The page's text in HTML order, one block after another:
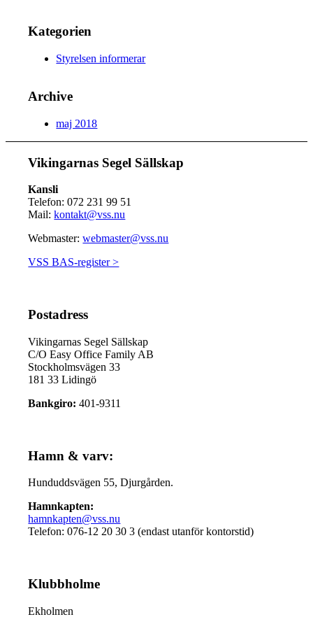
Kategorien
Styrelsen informerar
Archive
maj 2018
Vikingarnas Segel Sällskap
Kansli
Telefon: 072 231 99 51
Mail:kontakt@vss.nu
Webmaster:webmaster@vss.nu
VSS BAS-register >
Postadress
Vikingarnas Segel Sällskap
C/O Easy Office Family AB
Stockholmsvägen 33
181 33 Lidingö
Bankgiro:401-9311
Hamn & varv:
Hunduddsvägen 55, Djurgården.
Hamnkapten:
hamnkapten@vss.nu
Telefon: 076-12 20 30 3 (endast utanför kontorstid)
Klubbholme
Ekholmen